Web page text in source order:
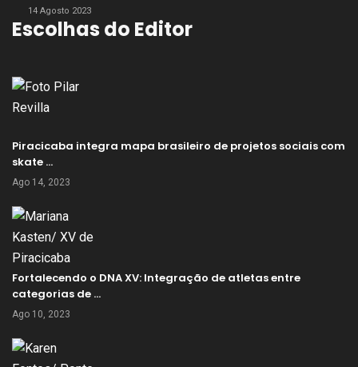
14 Agosto 2023
Escolhas do Editor
Piracicaba integra mapa brasileiro de projetos sociais com
skate …
Ago 14, 2023
Fortalecendo o DNA XV: Integração de atletas entre
categorias de …
Ago 10, 2023